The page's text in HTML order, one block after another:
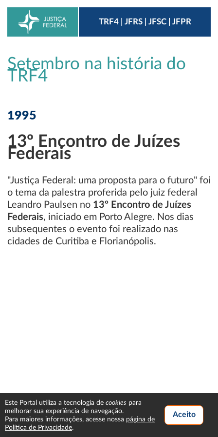
TRF4 | JFRS | JFSC | JFPR
Setembro na história do
TRF4
1995
13º Encontro de Juízes
Federais
"Justiça Federal: uma proposta para o futuro" foi
o tema da palestra proferida pelo juiz federal
Leandro Paulsen no 13º Encontro de Juízes
Federais, iniciado em Porto Alegre. Nos dias
subsequentes o evento foi realizado nas
cidades de Curitiba e Florianópolis.
Este Portal utiliza a tecnologia de cookies para
melhorar sua experiência de navegação.
Para maiores informações, acesse nossa página de
Política de Privacidade.